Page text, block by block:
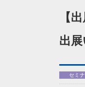
【
出
セミ